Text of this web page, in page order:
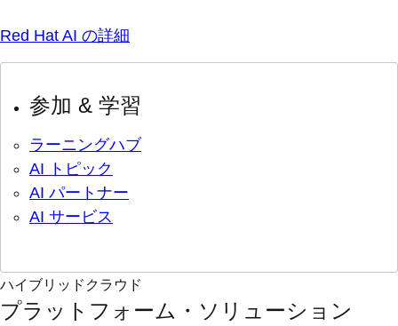
Red Hat AI の詳細
参加 & 学習
ラーニングハブ
AI トピック
AI パートナー
AI サービス
ハイブリッドクラウド
プラットフォーム・ソリューション